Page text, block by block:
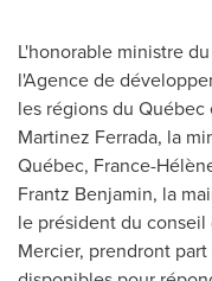
L'honorable ministre
l'Agence de
les régions du
Martinez Ferrada, la
Québec, France-
Frantz Benjamin, la
le président du
Mercier, prendront